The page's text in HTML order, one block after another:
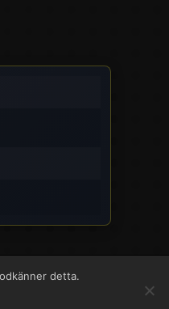
detta.